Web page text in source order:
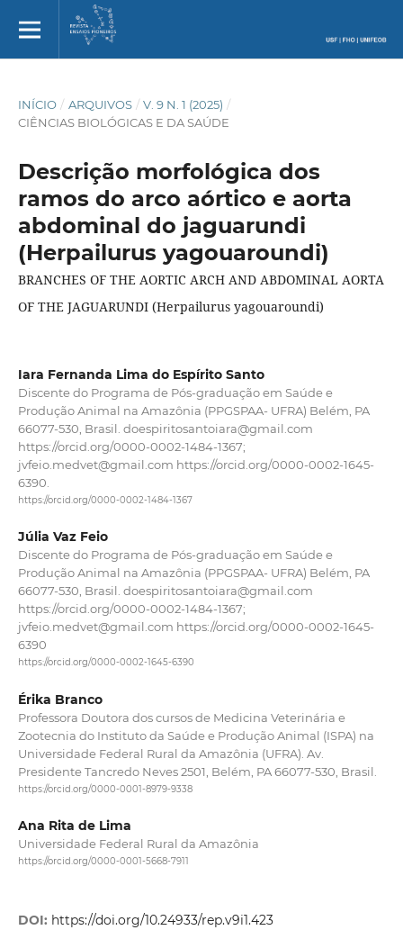
INÍCIO / ARQUIVOS / V. 9 N. 1 (2025) /
CIÊNCIAS BIOLÓGICAS E DA SAÚDE
Descrição morfológica dos
ramos do arco aórtico e aorta
abdominal do jaguarundi
(Herpailurus yagouaroundi)
BRANCHES OF THE AORTIC ARCH AND ABDOMINAL AORTA
OF THE JAGUARUNDI (Herpailurus yagouaroundi)
Iara Fernanda Lima do Espírito Santo
Discente do Programa de Pós-graduação em Saúde e
Produção Animal na Amazônia (PPGSPAA- UFRA) Belém, PA
66077-530, Brasil. doespiritosantoiara@gmail.com
https://orcid.org/0000-0002-1484-1367;
jvfeio.medvet@gmail.com https://orcid.org/0000-0002-1645-
6390.
https://orcid.org/0000-0002-1484-1367
Júlia Vaz Feio
Discente do Programa de Pós-graduação em Saúde e
Produção Animal na Amazônia (PPGSPAA- UFRA) Belém, PA
66077-530, Brasil. doespiritosantoiara@gmail.com
https://orcid.org/0000-0002-1484-1367;
jvfeio.medvet@gmail.com https://orcid.org/0000-0002-1645-
6390
https://orcid.org/0000-0002-1645-6390
Érika Branco
Professora Doutora dos cursos de Medicina Veterinária e
Zootecnia do Instituto da Saúde e Produção Animal (ISPA) na
Universidade Federal Rural da Amazônia (UFRA). Av.
Presidente Tancredo Neves 2501, Belém, PA 66077-530, Brasil.
https://orcid.org/0000-0001-8979-9338
Ana Rita de Lima
Universidade Federal Rural da Amazônia
https://orcid.org/0000-0001-5668-7911
DOI: https://doi.org/10.24933/rep.v9i1.423